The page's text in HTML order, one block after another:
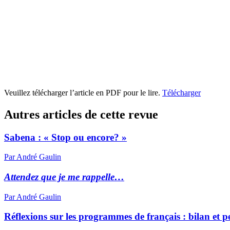
Veuillez télécharger l’article en PDF pour le lire. Télécharger
Autres articles de cette revue
Sabena : « Stop ou encore? »
Par André Gaulin
Attendez que je me rappelle…
Par André Gaulin
Réflexions sur les programmes de français : bilan et